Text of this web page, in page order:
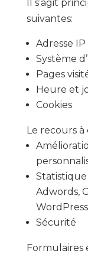
Il s’agit
suivantes:
Adresse IP
Système
Pages
Heure et
Cookies
Le recours
Statistique
Adwords,
Sécurité
Formulaires